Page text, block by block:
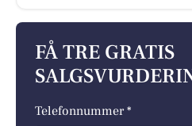
FÅ TRE GRATIS
Telefonnummer *